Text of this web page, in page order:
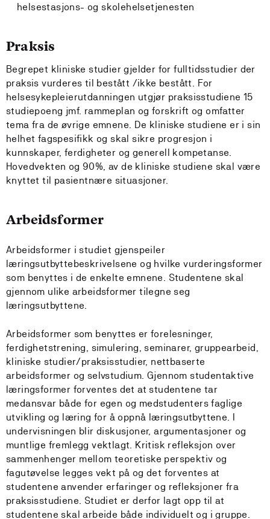
helsestasjons- og skolehelsetjenesten
Praksis
Begrepet kliniske studier gjelder for fulltidsstudier der
praksis vurderes til bestått /ikke bestått. For
helsesykepleierutdanningen utgjør praksisstudiene 15
studiepoeng jmf. rammeplan og forskrift og omfatter
tema fra de øvrige emnene. De kliniske studiene er i sin
helhet fagspesifikk og skal sikre progresjon i
kunnskaper, ferdigheter og generell kompetanse.
Hovedvekten og 90%, av de kliniske studiene skal være
knyttet til pasientnære situasjoner.
Arbeidsformer
Arbeidsformer i studiet gjenspeiler
læringsutbyttebeskrivelsene og hvilke vurderingsformer
som benyttes i de enkelte emnene. Studentene skal
gjennom ulike arbeidsformer tilegne seg
læringsutbyttene.
Arbeidsformer som benyttes er forelesninger,
ferdighetstrening, simulering, seminarer, gruppearbeid,
kliniske studier/praksisstudier, nettbaserte
arbeidsformer og selvstudium. Gjennom studentaktive
læringsformer forventes det at studentene tar
medansvar både for egen og medstudenters faglige
utvikling og læring for å oppnå læringsutbyttene. I
undervisningen blir diskusjoner, argumentasjoner og
muntlige fremlegg vektlagt. Kritisk refleksjon over
sammenhenger mellom teoretiske perspektiv og
fagutøvelse legges vekt på og det forventes at
studentene anvender erfaringer og refleksjoner fra
praksisstudiene. Studiet er derfor lagt opp til at
studentene skal arbeide både individuelt og i gruppe.